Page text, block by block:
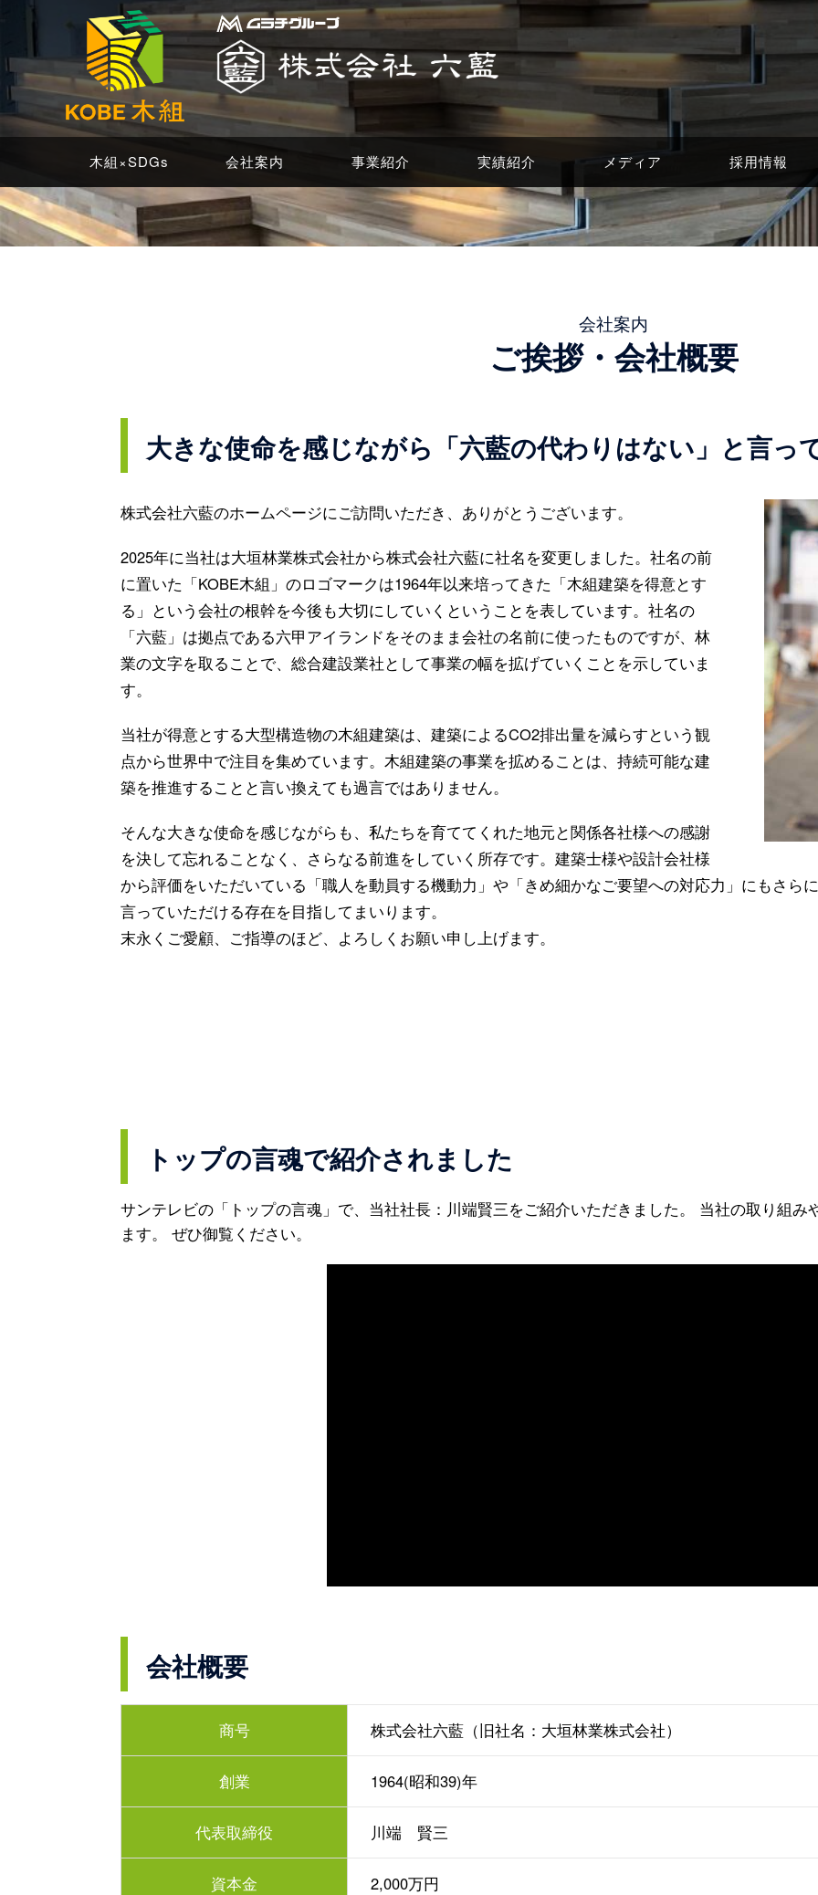
×SDGs
で
社
会
求
め
ら
木組×SDGs 会社案内 事業紹介 実績紹介 メディア 採用情報
会社案内
ご挨拶・会社概要
大きな使命を感じながら「六藍の代わりはない」と言っ
株式会社六藍のホームページにご訪問いただき、ありがとうございます。
2025年に当社は大垣林業株式会社から株式会社六藍に社名を変更しました。社名の前
に置いた「KOBE木組」のロゴマークは1964年以来培ってきた「木組建築を得意とす
る」という会社の根幹を今後も大切にしていくということを表しています。社名の
「六藍」は拠点である六甲アイランドをそのまま会社の名前に使ったものですが、林
業の文字を取ることで、総合建設業社として事業の幅を拡げていくことを示していま
す。
当社が得意とする大型構造物の木組建築は、建築によるCO2排出量を減らすという観
点から世界中で注目を集めています。木組建築の事業を拡めることは、持続可能な建
築を推進することと言い換えても過言ではありません。
そんな大きな使命を感じながらも、私たちを育ててくれた地元と関係各社様への感謝
を決して忘れることなく、さらなる前進をしていく所存です。建築士様や設計会社様
から評価をいただいている「職人を動員する機動力」や「きめ細かなご要望への対応力」にもさら
言っていただける存在を目指してまいります。
末永くご愛顧、ご指導のほど、よろしくお願い申し上げます。
トップの言魂で紹介されました
サンテレビの「トップの言魂」で、当社社長：川端賢三をご紹介いただきました。 当社の取り組み
ます。 ぜひ御覧ください。
会社概要
商号 株式会社六藍（旧社名：大垣林業株式会社）
創業 1964(昭和39)年
代表取締役 川端 賢三
資本金 2,000万円